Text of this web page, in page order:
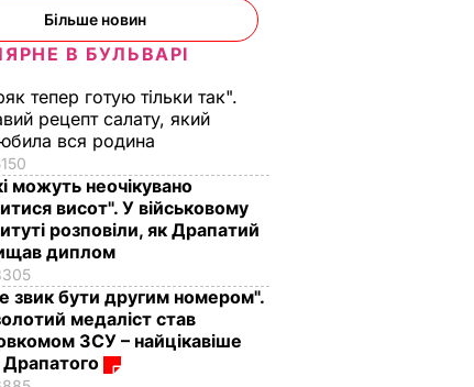
Більше новин
В БУЛЬВАРІ
тепер готую тільки так".
рецепт салату, який
вся родина
можуть неочікувано
висот". У військовому
розповіли, як Драпатий
диплом
звик бути другим номером".
медаліст став
ЗСУ – найцікавіше